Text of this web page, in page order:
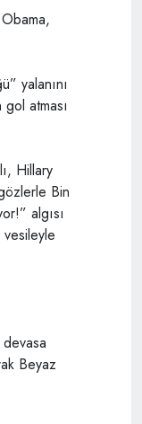
yalanını
atması
Hillary
Bin
algısı
Beyaz